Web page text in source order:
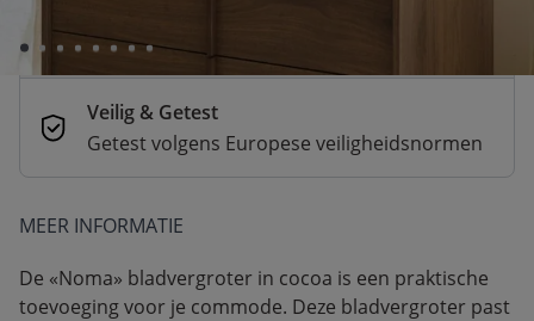
betaalmethoden
Veilig & Getest
Getest volgens Europese veiligheidsnormen
MEER INFORMATIE
De «Noma» bladvergroter in cocoa is een praktische
toevoeging voor je commode. Deze bladvergroter past